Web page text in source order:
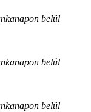
belül
belül
belül